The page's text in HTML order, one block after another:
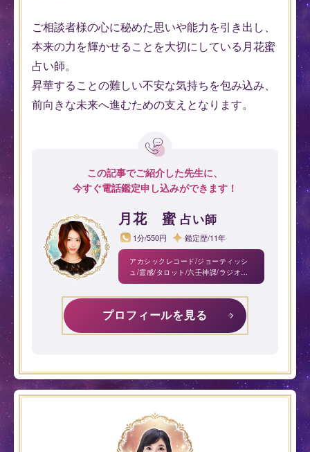
ご相談者様の心に秘めた思いや能力を引き出し、
本来の力を輝かせることを大切にしている月花蜜
占い師。
昇華することの難しい不安な気持ちを包み込み、
前向きな未来へ進むための支えとなります。
この記事でご紹介した先生に、
今すぐ電話鑑定申し込みができます！
月花 蜜 占い師
1分/550円 鑑定歴/11年
アカシックレコード/ジョーティッシ
ュ/霊感/タロット/六壬神課/ラジオニ
クス(波動調整)/西洋占星術/諸葛亮易/
宿曜/自動筆記/ツインレイ
プロフィールを見る